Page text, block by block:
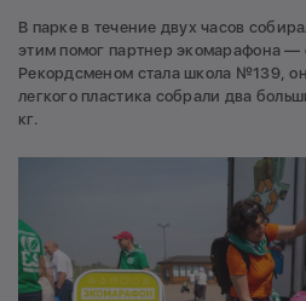
В парке в течение двух часов
этим помог партнер экомарафона
Рекордсменом стала школа №139,
легкого пластика собрали два
кг.